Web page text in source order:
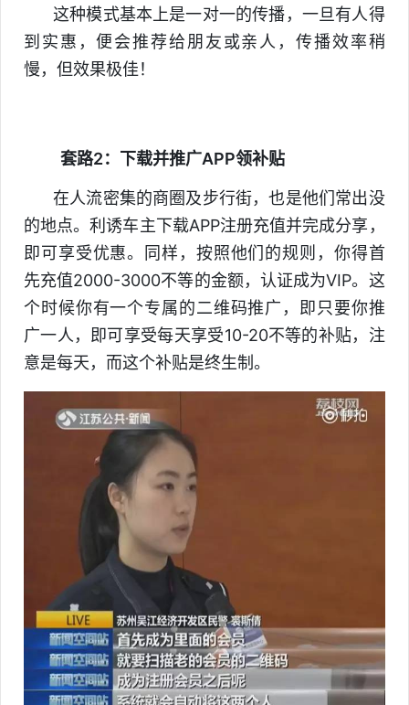
这种模式基本上是一对一的传播，一旦有人得
到实惠，便会推荐给朋友或亲人，传播效率稍
慢，但效果极佳！
套路2：下载并推广APP领补贴
在人流密集的商圈及步行街，也是他们常出没
的地点。利诱车主下载APP注册充值并完成分享，
即可享受优惠。同样，按照他们的规则，你得首
先充值2000-3000不等的金额，认证成为VIP。这
个时候你有一个专属的二维码推广，即只要你推
广一人，即可享受每天享受10-20不等的补贴，注
意是每天，而这个补贴是终生制。